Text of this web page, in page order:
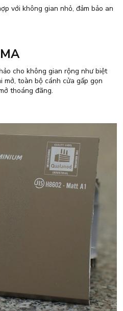
với không gian nhỏ, đảm bảo an
cho không gian rộng như biệt
mở, toàn bộ cánh cửa gấp gọn
thoáng đãng.